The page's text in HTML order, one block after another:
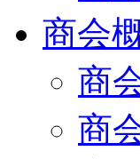
商会
商
商